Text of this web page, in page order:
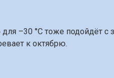
–30 °C тоже подойдёт
к октябрю.